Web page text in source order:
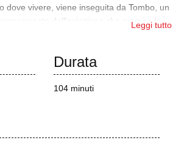
dove vivere, viene inseguita da Tombo, un
dall'aviazione che ammira la
incinta. Apre un'attività di "consegna di
merci a cavallo di una scopa. La sua
viene colta da una folata di vento e fa
a casa del destinatario. Trova il
una giovane pittrice, Ursula, che lo ripara
Leggi tutto
Durata
104 minuti